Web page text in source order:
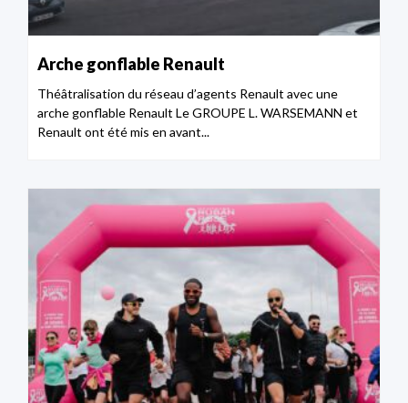
Arche gonflable Renault
Théâtralisation du réseau d’agents Renault avec une
arche gonflable Renault Le GROUPE L. WARSEMANN et
Renault ont été mis en avant...